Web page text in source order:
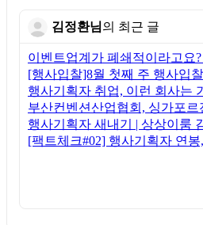
김정환님의 최근 글
[행사입찰]8월 첫째 주 행사입